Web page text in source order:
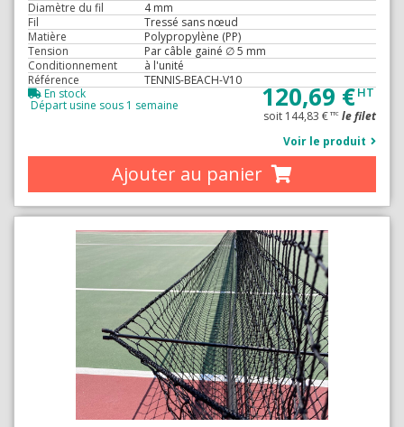
Diamètre du fil
4 mm
Fil
Tressé sans nœud
Matière
Polypropylène (PP)
Tension
Par câble gainé ∅ 5 mm
Conditionnement
à l'unité
Référence
TENNIS-BEACH-V10
120,69 €HT
soit 144,83 € TTC le filet
En stock
Départ usine sous 1 semaine
Voir le produit
Ajouter au panier